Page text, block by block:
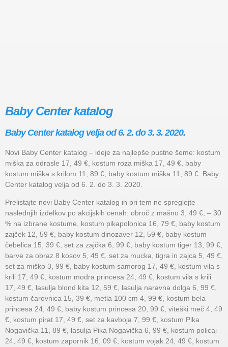
Baby Center katalog
Baby Center katalog velja od 6. 2. do 3. 3. 2020.
Novi Baby Center katalog – ideje za najlepše pustne šeme: kostum
miška za odrasle 17, 49 €, kostum roza miška 17, 49 €, baby
kostum miška s krilom 11, 89 €, baby kostum miška 11, 89 €. Baby
Center katalog velja od 6. 2. do 3. 3. 2020.
Prelistajte novi Baby Center katalog in pri tem ne spreglejte
naslednjih izdelkov po akcijskih cenah: obroč z mašno 3, 49 €, – 30
% na izbrane kostume, kostum pikapolonica 16, 79 €, baby kostum
zajček 12, 59 €, baby kostum dinozaver 12, 59 €, baby kostum
čebelica 15, 39 €, set za zajčka 6, 99 €, baby kostum tiger 13, 99 €,
barve za obraz 8 kosov 5, 49 €, set za mucka, tigra in zajca 5, 49 €,
set za miško 3, 99 €, baby kostum samorog 17, 49 €, kostum vila s
krili 17, 49 €, kostum modra princesa 24, 49 €, kostum vila s krili
17, 49 €, lasulja blond kita 12, 59 €, lasulja naravna dolga 6, 99 €,
kostum čarovnica 15, 39 €, metla 100 cm 4, 99 €, kostum bela
princesa 24, 49 €, baby kostum princesa 20, 99 €, viteški meč 4, 49
€, kostum pirat 17, 49 €, set za kavboja 7, 99 €, kostum Pika
Nogavička 11, 89 €, lasulja Pika Nogavička 6, 99 €, kostum policaj
24, 49 €, kostum zapornik 16, 09 €, kostum vojak 24, 49 €, kostum